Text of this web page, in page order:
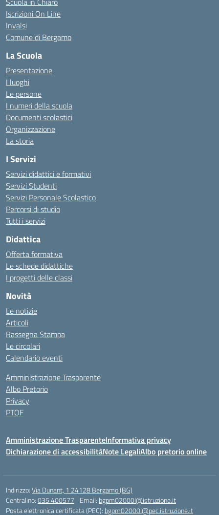
Iscrizioni On Line
Invalsi
Comune di Bergamo
La Scuola
Presentazione
I luoghi
Le persone
I numeri della scuola
Documenti scolastici
Organizzazione
La storia
I Servizi
Servizi didattici e formativi
Servizi Studenti
Servizi Personale Scolastico
Percorsi di studio
Tutti i servizi
Didattica
Offerta formativa
Le schede didattiche
I progetti delle classi
Novità
Le notizie
Articoli
Rassegna Stampa
Le circolari
Calendario eventi
Amministrazione Trasparente
Albo Pretorio
Privacy
PTOF
Amministrazione TrasparenteInformativa privacy
Dichiarazione di accessibilitàNote LegaliAlbo pretorio online
Indirizzo:Via Dunant, 1 24128 Bergamo (BG)
Centralino:035 400577 Email: bgpm02000l@istruzione.it
Posta elettronica certificata (PEC): bgpm02000l@pec.istruzione.it